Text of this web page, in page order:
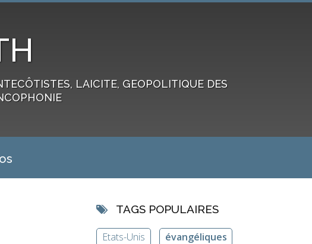
LAICITE, GEOPOLITIQUE DES
TAGS POPULAIRES
Etats-Unis
évangéliques